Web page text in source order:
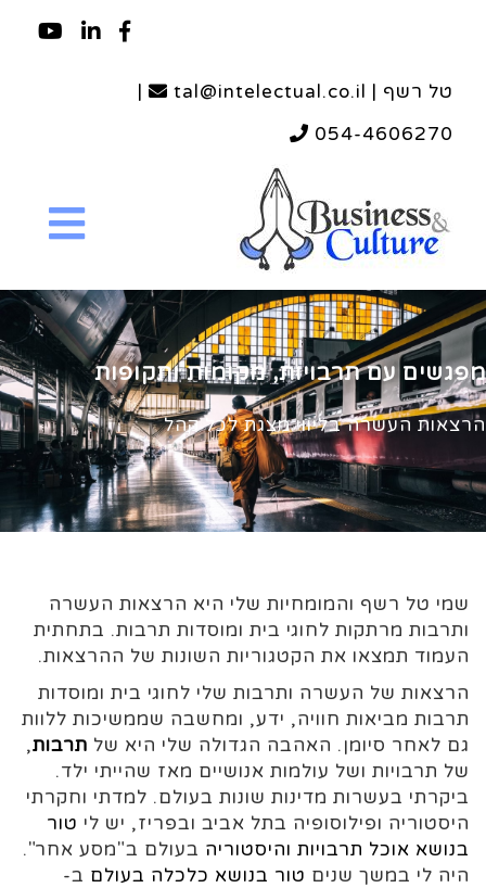
טל רשף | tal@intelectual.co.il
|
054-4606270
מפגשים עם תרבויות, מקומות ותקופות
הרצאות העשרה בליווי מצגת לכל קהל
שמי טל רשף והמומחיות שלי היא הרצאות העשרה
ותרבות מרתקות לחוגי בית ומוסדות תרבות. בתחתית
העמוד תמצאו את הקטגוריות השונות של ההרצאות.
הרצאות של העשרה ותרבות שלי לחוגי בית ומוסדות
תרבות מביאות חוויה, ידע, ומחשבה שממשיכות ללוות
גם לאחר סיומן. האהבה הגדולה שלי היא של תרבות,
של תרבויות ושל עולמות אנושיים מאז שהייתי ילד.
ביקרתי בעשרות מדינות שונות בעולם. למדתי וחקרתי
היסטוריה ופילוסופיה בתל אביב ובפריז, יש לי טור
בנושא אוכל תרבויות והיסטוריה בעולם ב"מסע אחר".
היה לי במשך שנים טור בנושא כלכלה בעולם ב-